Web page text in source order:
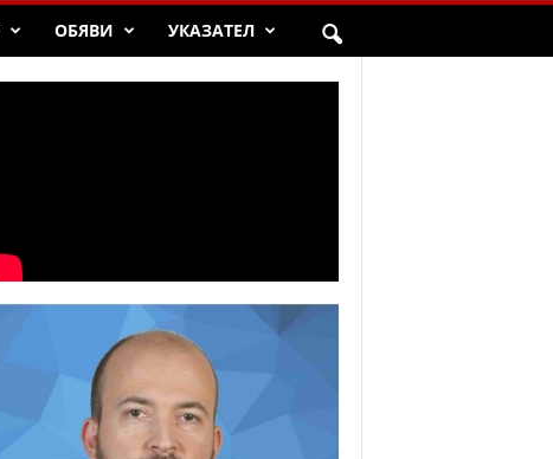
ОБЯВИ УКАЗАТЕЛ